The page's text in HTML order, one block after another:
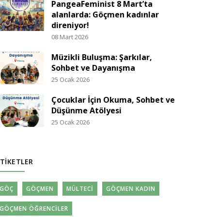
PangeaFeminist 8 Mart’ta
alanlarda: Göçmen kadınlar
direniyor!
08 Mart 2026
Müzikli Buluşma: Şarkılar,
Sohbet ve Dayanışma
25 Ocak 2026
Çocuklar İçin Okuma, Sohbet ve
Düşünme Atölyesi
25 Ocak 2026
GÖÇ GÖÇMEN MÜLTECI GÖÇMEN KADIN
GÖÇMEN ÖĞRENCILER